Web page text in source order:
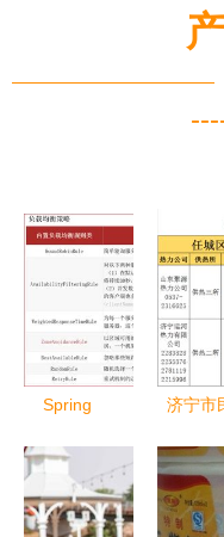
Spring
务与电码电
话防伪技术
济宁市
务电话
补充